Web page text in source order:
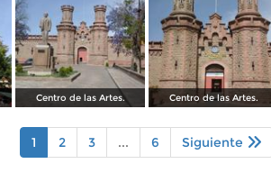
Centro de las Artes. Centro de las Artes.
1 2 3 ... 6 Siguiente